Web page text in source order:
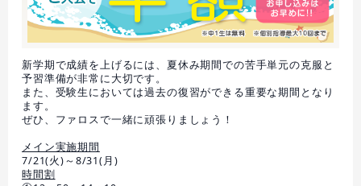
新学期で成績を上げるには、夏休み期間での苦手単元の克服と
予習準備が非常に大切です。
また、受験生においては過去の復習ができる重要な期間となり
ます。
ぜひ、ファロスで一緒に頑張りましょう！
メイン実施期間
7/21(火)～8/31(月)
時間割